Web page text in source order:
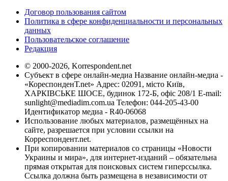
Договор пользования сайтом
Политика в сфере конфиденциальности и персональных
данных
Пользовательское соглашение
Редакция
© 2000-2026, Korrespondent.net
Субъект в сфере онлайн-медиа Название онлайн-медиа -
«КореспонденТ.net» Адрес: 02091, місто Київ,
ХАРКІВСЬКЕ ШОСЕ, будинок 172-Б, офіс 208/1 E-mail:
sunlight@mediadim.com.ua Телефон: 044-205-43-00
Идентификатор медиа - R40-06068
Использование любых материалов, размещённых на
сайте, разрешается при условии ссылки на
Корреспондент.net.
При копировании материалов со страницы «Новости
Украины и мира», для интернет-изданий – обязательна
прямая открытая для поисковых систем гиперссылка.
Ссылка должна быть размещена в независимости от